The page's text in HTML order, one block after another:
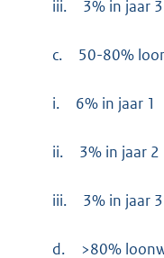
iii. 3% in jaar 3
c. 50-80%
i. 6% in jaar 1
ii. 3% in jaar 2
iii. 3% in jaar 3
d. >80%